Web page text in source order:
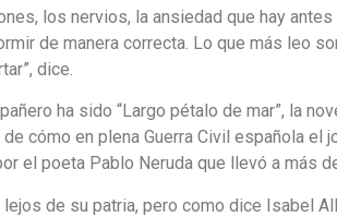
los nervios, la ansiedad que hay
de manera correcta. Lo que más leo
dice.
ha sido “Largo pétalo de mar”, la
cómo en plena Guerra Civil española
el poeta Pablo Neruda que llevó a más
de su patria, pero como dice Isabel